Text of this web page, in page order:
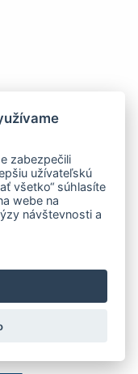
zabezpečili
užívateľskú
všetko“ súhlasíte
webe na
návštevnosti a